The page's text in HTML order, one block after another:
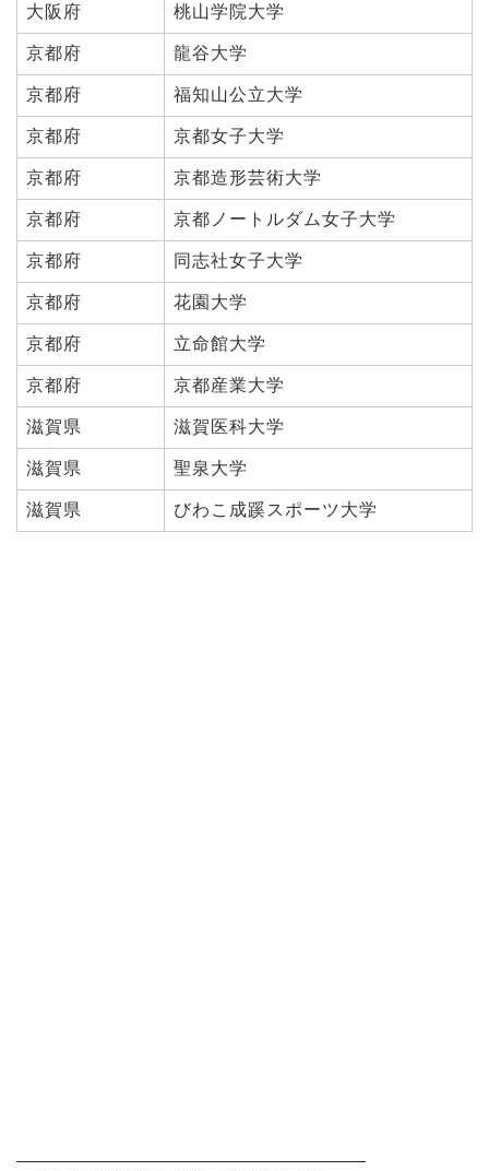
大阪府 桃山学院大学
京都府 龍谷大学
京都府 福知山公立大学
京都府 京都女子大学
京都府 京都造形芸術大学
京都府 京都ノートルダム女子大学
京都府 同志社女子大学
京都府 花園大学
京都府 立命館大学
京都府 京都産業大学
滋賀県 滋賀医科大学
滋賀県 聖泉大学
滋賀県 びわこ成蹊スポーツ大学